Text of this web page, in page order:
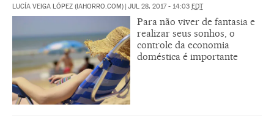
LUCÍA VEIGA LÓPEZ (IAHORRO.COM) JUL 28, 2017 - 14:03 EDT
Para não viver de fantasia e
realizar seus sonhos, o
controle da economia
doméstica é importante